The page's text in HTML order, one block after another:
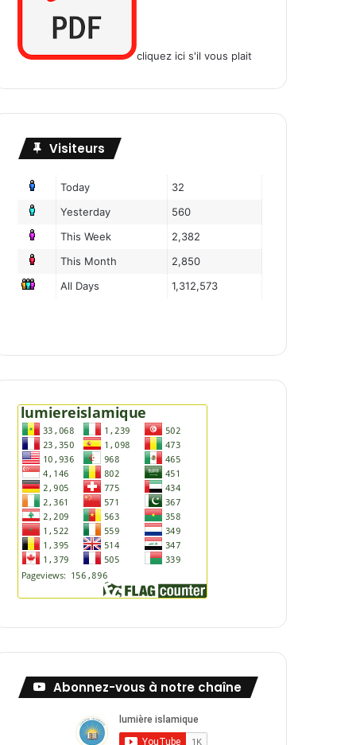
cliquez ici s'il vous plait
Visiteurs
Today
32
Yesterday
560
This Week
2,382
This Month
2,850
All Days
1,312,573
Abonnez-vous à notre chaîne